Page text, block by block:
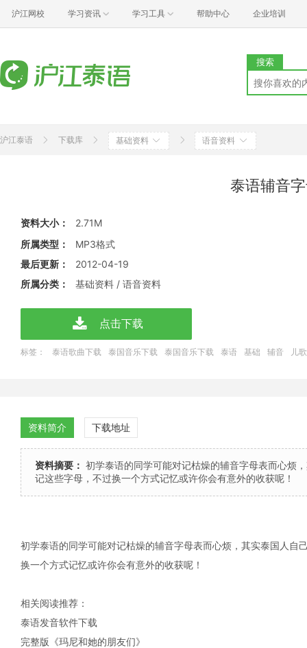
沪江网校 学习资讯 学习工具 帮助中心 企业培训
搜索
沪江泰语 下载库 基础资料 语音资料
泰语辅音
资料大小：
2.71M
所属类型：
MP3格式
最后更新：
2012-04-19
所属分类：
基础资料 / 语音资料
点击下载
标签： 泰语歌曲下载 泰国音乐下载 泰国音乐下载 泰语 基础 辅音 儿歌
资料简介 下载地址
资料摘要： 初学泰语的同学可能对记枯燥的辅音字母表而心烦
记这些字母，不过换一个方式记忆或许你会有意外的收获呢！
初学泰语的同学可能对记枯燥的辅音字母表而心烦，其实泰国人自
换一个方式记忆或许你会有意外的收获呢！
相关阅读推荐：
泰语发音软件下载
完整版《玛尼和她的朋友们》